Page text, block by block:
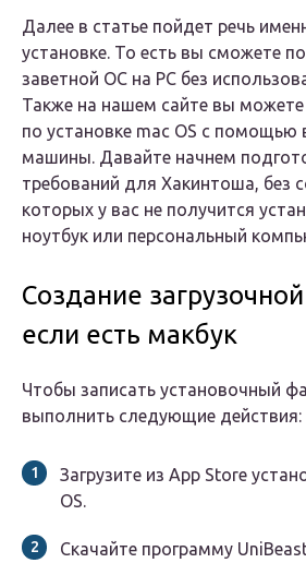
Далее в статье пойдет речь
установке. То есть вы сможете
заветной ОС на PC без
Также на нашем сайте вы
по установке mac OS с помощью
машины. Давайте начнем
требований для Хакинтоша, без
которых у вас не получится
ноутбук или персональный
Создание
если есть макбук
Чтобы записать установочный
выполнить следующие действия:
Загрузите из App Store
OS.
Скачайте программу